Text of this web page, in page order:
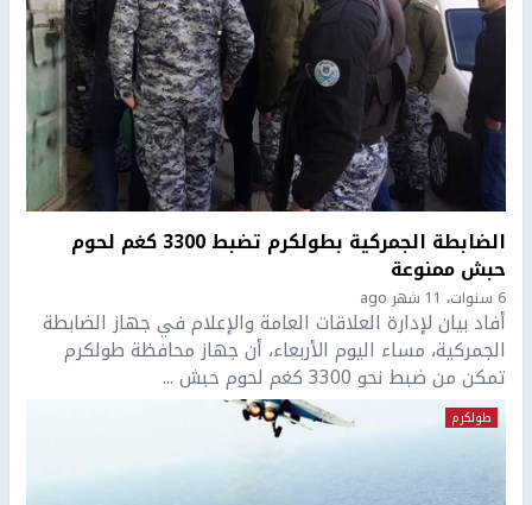
الضابطة الجمركية بطولكرم تضبط 3300 كغم لحوم
حبش ممنوعة
6 سنوات، 11 شهر ago
أفاد بيان لإدارة العلاقات العامة والإعلام في جهاز الضابطة
الجمركية، مساء اليوم الأربعاء، أن جهاز محافظة طولكرم
تمكن من ضبط نحو 3300 كغم لحوم حبش ...
طولكرم